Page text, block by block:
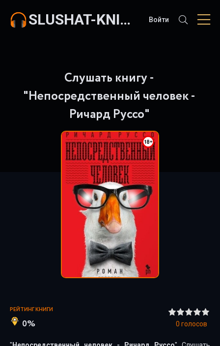
SLUSHAT-KNIGI.COM Войти
Слушать книгу -
"Непосредственный человек -
Ричард Руссо"
РЕЙТИНГ КНИГИ
0% 0 голосов